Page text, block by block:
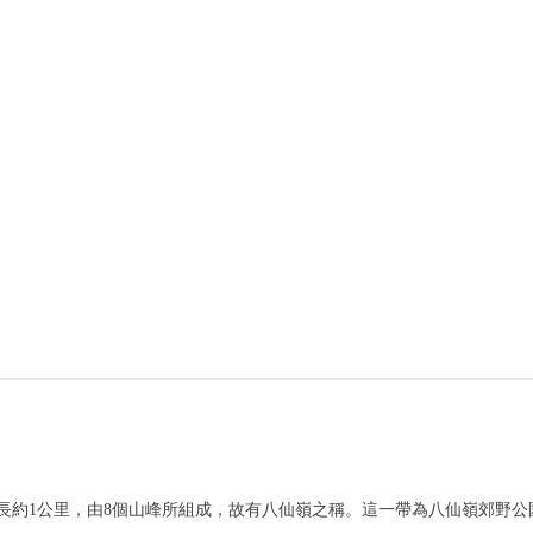
1公里，由8個山峰所組成，故有八仙嶺之稱。這一帶為八仙嶺郊野公